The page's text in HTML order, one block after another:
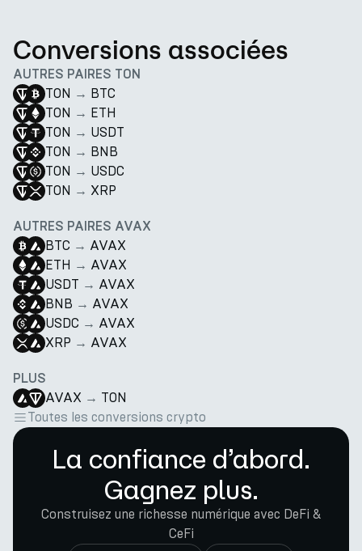
Conversions associées
AUTRES PAIRES TON
TON → BTC
TON → ETH
TON → USDT
TON → BNB
TON → USDC
TON → XRP
AUTRES PAIRES AVAX
BTC → AVAX
ETH → AVAX
USDT → AVAX
BNB → AVAX
USDC → AVAX
XRP → AVAX
PLUS
AVAX → TON
Toutes les conversions crypto
La confiance d’abord.
Gagnez plus.
Construisez une richesse numérique avec DeFi &
CeFi